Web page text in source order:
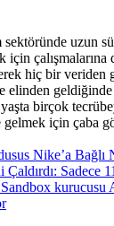
uzun
çalışmalarına
hiç bir veriden
elinden geldiğinde
birçok
için çaba
Nike’a Bağlı
Sadece
Sandbox kurucusu